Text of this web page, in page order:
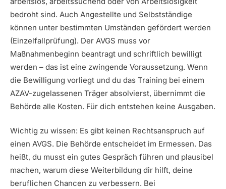
bedroht sind. Auch Angestellte und Selbstständige
können unter bestimmten Umständen gefördert werden
(Einzelfallprüfung). Der AVGS muss vor
Maßnahmenbeginn beantragt und schriftlich bewilligt
werden – das ist eine zwingende Voraussetzung. Wenn
die Bewilligung vorliegt und du das Training bei einem
AZAV-zugelassenen Träger absolvierst, übernimmt die
Behörde alle Kosten. Für dich entstehen keine Ausgaben.
Wichtig zu wissen: Es gibt keinen Rechtsanspruch auf
einen AVGS. Die Behörde entscheidet im Ermessen. Das
heißt, du musst ein gutes Gespräch führen und plausibel
machen, warum diese Weiterbildung dir hilft, deine
beruflichen Chancen zu verbessern. Bei